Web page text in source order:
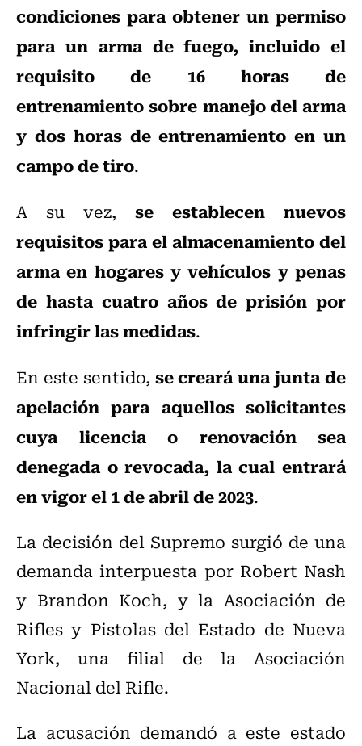
condiciones para obtener un permiso
para un arma de fuego, incluido el
requisito de 16 horas de
entrenamiento sobre manejo del arma
y dos horas de entrenamiento en un
campo de tiro.
A su vez, se establecen nuevos
requisitos para el almacenamiento del
arma en hogares y vehículos y penas
de hasta cuatro años de prisión por
infringir las medidas.
En este sentido, se creará una junta de
apelación para aquellos solicitantes
cuya licencia o renovación sea
denegada o revocada, la cual entrará
en vigor el 1 de abril de 2023.
La decisión del Supremo surgió de una
demanda interpuesta por Robert Nash
y Brandon Koch, y la Asociación de
Rifles y Pistolas del Estado de Nueva
York, una filial de la Asociación
Nacional del Rifle.
La acusación demandó a este estado